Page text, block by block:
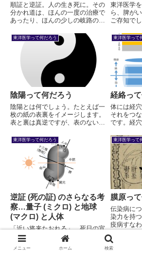
順証と逆証。人の生き死に。その
分かれ道は、ほんの一度の治療で
あったり、ほんの少しの岐路の選
ろしくも不思議な世界が、舌診の
記録から伺えるのである。その機
微を左右する生命の最も根本をな
すもの、それが「神」である。
東洋医学
ら、脾が
ご存知で
い？ これに違和感を覚えるとと
もに、東
ることが
東洋医学って何だろう
陰陽って何だろう
陰陽とは何でしょう。たとえば一
枚の紙の表裏をイメージします。
表と裏は真逆ですが、表のない
成り立ちません。陰陽とはこのよ
うに、相対する概念でありなが
ら、一つの事象や概念を、協力し
合って作り出すものです。
東洋医学って
経絡っ
体には経
それをつ
です。経
も2000年
来上がっ
らえるこ
質に迫っ
東洋医学って何だろう
逆証 (死の証) のさらなる考
察…量子 (ミクロ) と地球
(マクロ) と人体
「近い将来たおれる」…死日の宣
告から1年3か月、今も仕事をし
つつ片道3時間かけて通院を続け
ている患者さんがおられる。脳に
東洋医学って
膜原っ
伝染病に
染力を持
疫病すな
す。これ
(まくげん)
メニュー ホーム 検索